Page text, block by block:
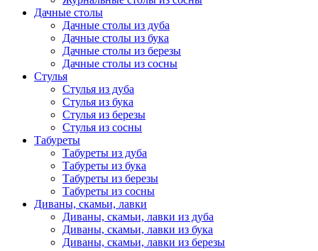
Дачные столы
Дачные столы из дуба
Дачные столы из бука
Дачные столы из березы
Дачные столы из сосны
Стулья
Стулья из дуба
Стулья из бука
Стулья из березы
Стулья из сосны
Табуреты
Табуреты из дуба
Табуреты из бука
Табуреты из березы
Табуреты из сосны
Диваны, скамьи, лавки
Диваны, скамьи, лавки из дуба
Диваны, скамьи, лавки из бука
Диваны, скамьи, лавки из березы